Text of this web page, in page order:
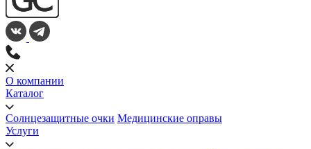
О компании
Каталог
Солнцезащитные очки Медицинские оправы
Услуги